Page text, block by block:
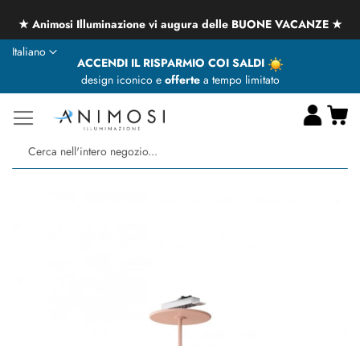
★ Animosi Illuminazione vi augura delle BUONE VACANZE ★
ACCENDI IL RISPARMIO COI SALDI
design iconico e offertea tempo limitato
Lingua
Italiano